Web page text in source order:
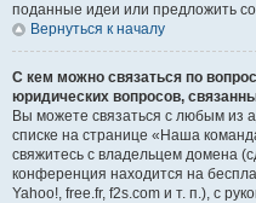
поданные идеи или предложить
Вернуться к началу
С кем можно связаться по
юридических вопросов,
Вы можете связаться с любым из
списке на странице «Наша
свяжитесь с владельцем домена
конференция находится на
Yahoo!, free.fr, f2s.com и т. п.), с